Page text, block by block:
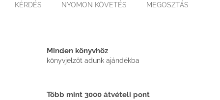
KÉRDÉS NYOMON KÖVETÉS MEGOSZTÁS
Minden könyvhöz
könyvjelzőt adunk ajándékba
Több mint 3000 átvételi pont